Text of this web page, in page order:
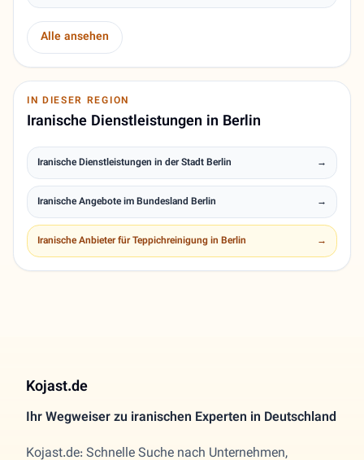
Alle ansehen
IN DIESER REGION
Iranische Dienstleistungen in Berlin
Iranische Dienstleistungen in der Stadt Berlin →
Iranische Angebote im Bundesland Berlin →
Iranische Anbieter für Teppichreinigung in Berlin →
Kojast.de
Ihr Wegweiser zu iranischen Experten in Deutschland
Kojast.de: Schnelle Suche nach Unternehmen,